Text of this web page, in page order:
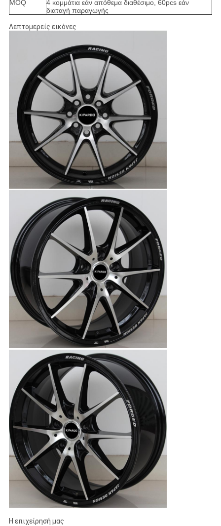
MOQ
4 κομμάτια εάν απόθεμα διαθέσιμο, 60pcs εάν
διαταγή παραγωγής
Λεπτομερείς εικόνες
Η επιχείρησή μας